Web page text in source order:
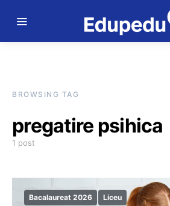
BROWSING TAG
pregatire psihica
1 post
Bacalaureat 2026 Liceu